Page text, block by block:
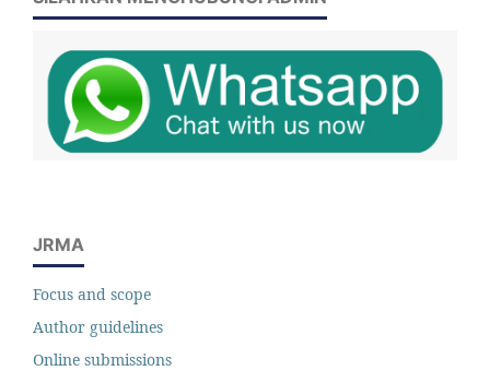
JRMA
Focus and scope
Author guidelines
Online submissions